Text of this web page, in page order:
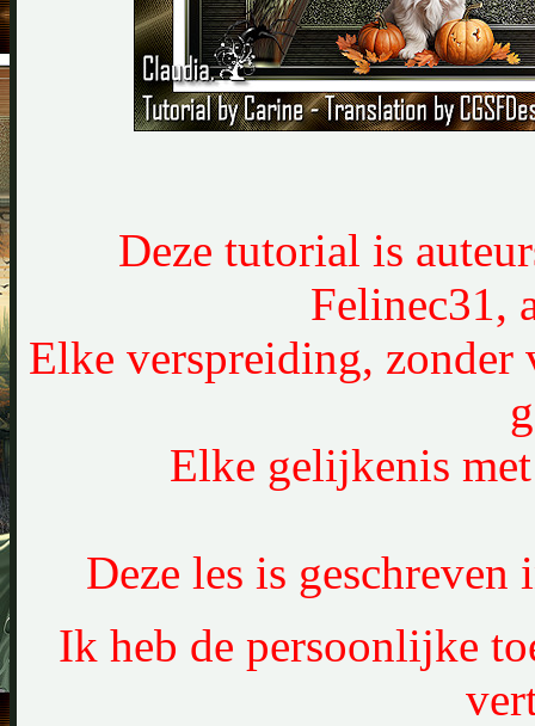
Deze tutorial is
Felinec31,
Elke verspreiding, zonder
Elke gelijkenis
Deze les is
Ik heb de persoonlijke